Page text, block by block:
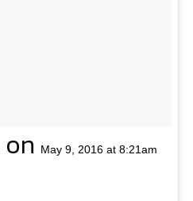
on May 9, 2016 at 8:21am